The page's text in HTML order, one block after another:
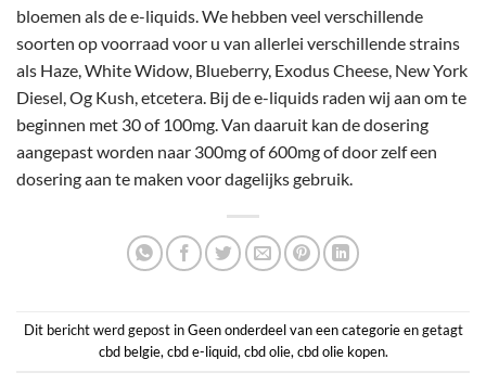
bloemen als de e-liquids. We hebben veel verschillende
soorten op voorraad voor u van allerlei verschillende strains
als Haze, White Widow, Blueberry, Exodus Cheese, New York
Diesel, Og Kush, etcetera. Bij de e-liquids raden wij aan om te
beginnen met 30 of 100mg. Van daaruit kan de dosering
aangepast worden naar 300mg of 600mg of door zelf een
dosering aan te maken voor dagelijks gebruik.
Dit bericht werd gepost inGeen onderdeel van een categorieen getagt
cbd belgie, cbd e-liquid, cbd olie, cbd olie kopen.